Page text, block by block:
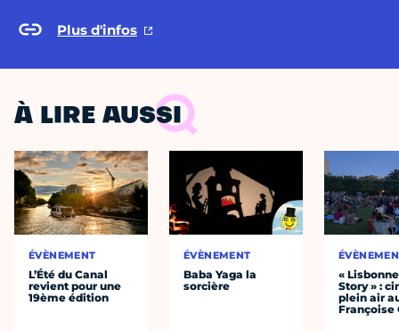
Plus d'infos
À LIRE AUSSI
ÉVÈNEMENT
L’Été du Canal
revient pour une
19ème édition
ÉVÈNEMENT
Baba Yaga la
sorcière
« Lisbonne
Story » :
plein air
Françoise